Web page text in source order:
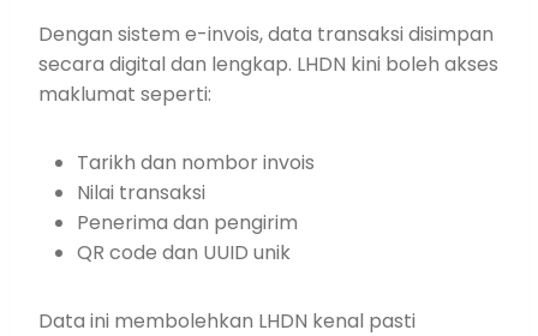
Dengan sistem e-invois, data transaksi disimpan
secara digital dan lengkap. LHDN kini boleh akses
maklumat seperti:
Tarikh dan nombor invois
Nilai transaksi
Penerima dan pengirim
QR code dan UUID unik
Data ini membolehkan LHDN kenal pasti